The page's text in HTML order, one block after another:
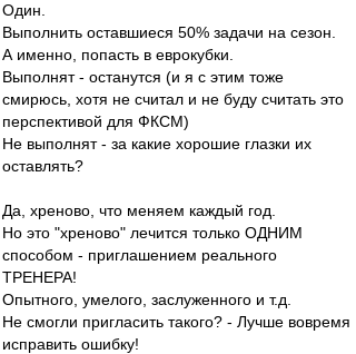
Один.
Выполнить оставшиеся 50% задачи на сезон.
А именно, попасть в еврокубки.
Выполнят - останутся (и я с этим тоже
смирюсь, хотя не считал и не буду считать это
перспективой для ФКСМ)
Не выполнят - за какие хорошие глазки их
оставлять?
Да, хреново, что меняем каждый год.
Но это "хреново" лечится только ОДНИМ
способом - приглашением реального
ТРЕНЕРА!
Опытного, умелого, заслуженного и т.д.
Не смогли пригласить такого? - Лучше вовремя
исправить ошибку!